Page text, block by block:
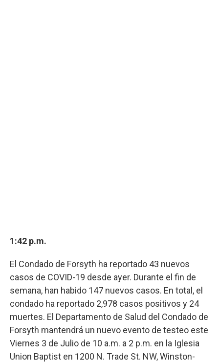
1:42 p.m.
El Condado de Forsyth ha reportado 43 nuevos
casos de COVID-19 desde ayer. Durante el fin de
semana, han habido 147 nuevos casos. En total, el
condado ha reportado 2,978 casos positivos y 24
muertes. El Departamento de Salud del Condado de
Forsyth mantendrá un nuevo evento de testeo este
Viernes 3 de Julio de 10 a.m. a 2 p.m. en la Iglesia
Union Baptist en 1200 N. Trade St. NW, Winston-